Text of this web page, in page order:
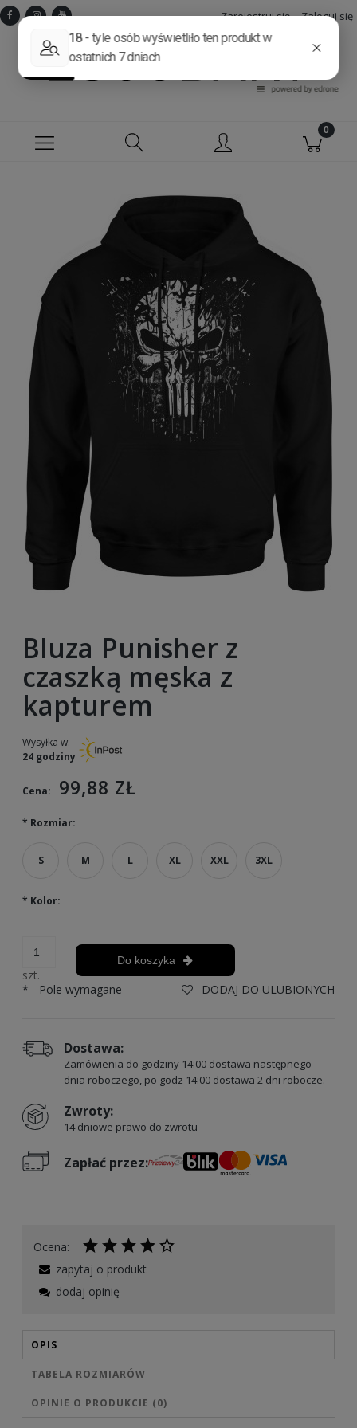
Zarejestruj się Zaloguj się
Bluza Punisher z
czaszką męska z
kapturem
Wysyłka w:
24 godziny
Cena: 99,88 ZŁ
* Rozmiar:
S M L XL XXL 3XL
* Kolor:
szt.
Do koszyka
DODAJ DO ULUBIONYCH
* - Pole wymagane
Dostawa:
Zamówienia do godziny 14:00 dostawa następnego
dnia roboczego, po godz 14:00 dostawa 2 dni robocze.
Zwroty:
14 dniowe prawo do zwrotu
Zapłać przez:
Ocena:
zapytaj o produkt
dodaj opinię
OPIS
TABELA ROZMIARÓW
OPINIE O PRODUKCIE (0)